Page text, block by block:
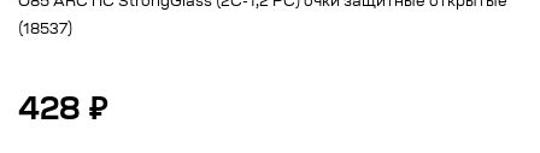
(18537)
428 ₽